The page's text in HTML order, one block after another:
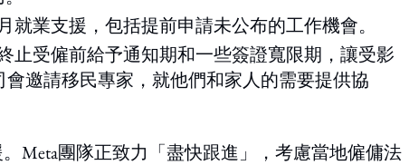
業支援，包括提前申請未公布的工作機會。
受僱前給予通知期和一些簽證寬限期，讓受影
邀請移民專家，就他們和家人的需要提供協
Meta團隊正致力「盡快跟進」，考慮當地僱傭法